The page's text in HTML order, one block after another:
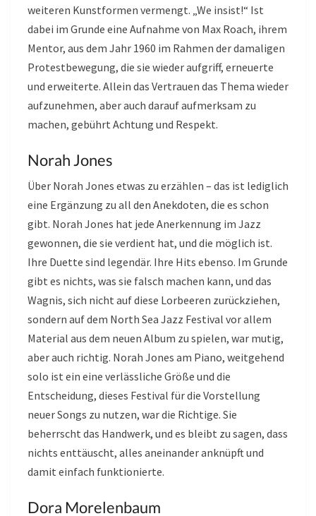
weiteren Kunstformen vermengt. „We insist!“ Ist
dabei im Grunde eine Aufnahme von Max Roach, ihrem
Mentor, aus dem Jahr 1960 im Rahmen der damaligen
Protestbewegung, die sie wieder aufgriff, erneuerte
und erweiterte. Allein das Vertrauen das Thema wieder
aufzunehmen, aber auch darauf aufmerksam zu
machen, gebührt Achtung und Respekt.
Norah Jones
Über Norah Jones etwas zu erzählen – das ist lediglich
eine Ergänzung zu all den Anekdoten, die es schon
gibt. Norah Jones hat jede Anerkennung im Jazz
gewonnen, die sie verdient hat, und die möglich ist.
Ihre Duette sind legendär. Ihre Hits ebenso. Im Grunde
gibt es nichts, was sie falsch machen kann, und das
Wagnis, sich nicht auf diese Lorbeeren zurückziehen,
sondern auf dem North Sea Jazz Festival vor allem
Material aus dem neuen Album zu spielen, war mutig,
aber auch richtig. Norah Jones am Piano, weitgehend
solo ist ein eine verlässliche Größe und die
Entscheidung, dieses Festival für die Vorstellung
neuer Songs zu nutzen, war die Richtige. Sie
beherrscht das Handwerk, und es bleibt zu sagen, dass
nichts enttäuscht, alles aneinander anknüpft und
damit einfach funktionierte.
Dora Morelenbaum